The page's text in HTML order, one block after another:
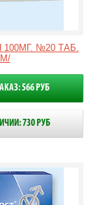
№20 ТАБ.
566 РУБ
730 РУБ